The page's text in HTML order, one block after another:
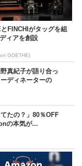
FINCHIがタッグを組
ィアを創設
GOETHE)
真紀子が語り合っ
ディネーターの
たの？」80％OFF
の本気が...